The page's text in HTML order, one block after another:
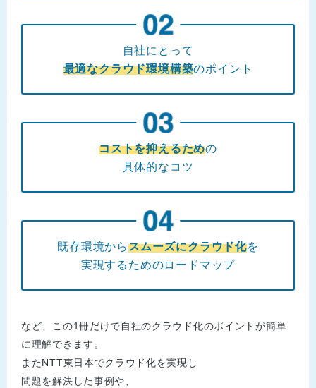
自社にとって
最適なクラウド環境構築のポイント
コストを抑えるための
具体的なコツ
既存環境からスムーズにクラウド化を
実現するためのロードマップ
など、この1冊だけで自社のクラウド化のポイントが簡単
に理解できます。
またNTT東日本でクラウド化を実現し
問題を解決した事例や、